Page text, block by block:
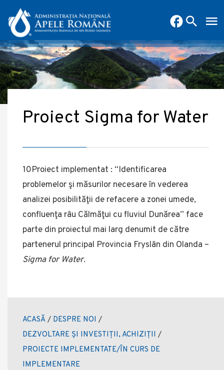
Proiect Sigma for Water
10Proiect implementat : “Identificarea
problemelor şi măsurilor necesare în vederea
analizei posibilităţii de refacere a zonei umede,
confluenţa râu Călmăţui cu fluviul Dunărea” face
parte din proiectul mai larg denumit de către
partenerul principal Provincia Fryslân din Olanda –
Sigma for Water.
ACASĂ / DESPRE NOI /
DEZVOLTARE ȘI INVESTIȚII, ACHIZIȚII /
PROIECTE IMPLEMENTATE/ÎN CURS DE
IMPLEMENTARE